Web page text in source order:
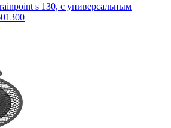
s 130, с универсальным